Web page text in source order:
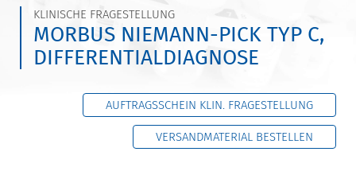
KLINISCHE FRAGESTELLUNG
MORBUS NIEMANN-PICK TYP C,
DIFFERENTIALDIAGNOSE
AUFTRAGSSCHEIN KLIN. FRAGESTELLUNG
VERSANDMATERIAL BESTELLEN